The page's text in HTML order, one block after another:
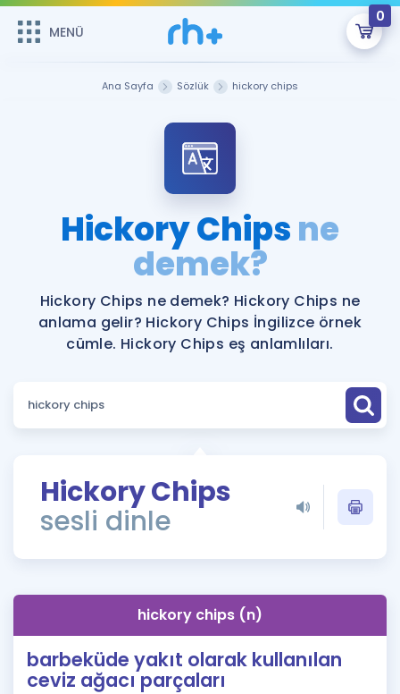
MENÜ
0
Şifremi Hatırlamıyorum
Sepetin Şu An Boş.
Remzi Hoca ile seni sınava hazırlayacak onlarca eğitim seni
bekliyor!
MENÜ
Katılımcı Görüşleri
Faydalı Araçlar
Ücretsiz Kaynaklar
Puan Hesaplama
ÖSYM Sınav Takvimi
Kampanyalar
İngilizce Gramer
İngilizce Gramer
Ana Sayfa Sözlük hickory chips
Hickory Chipsne
demek?
Hickory Chips ne demek? Hickory Chips ne
anlama gelir? Hickory Chips İngilizce örnek
cümle. Hickory Chips eş anlamlıları.
Hickory Chips
sesli dinle
hickory chips (n)
barbeküde yakıt olarak kullanılan
ceviz ağacı parçaları